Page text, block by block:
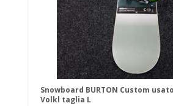
Snowboard BURTON Custom
Volkl taglia L